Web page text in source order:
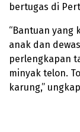
bertugas di
“Bantuan
anak dan
perlengkapan
minyak telon.
karung,”